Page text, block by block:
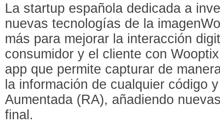
La startup española dedicada a
nuevas tecnologías de la
más para mejorar la interacción
consumidor y el cliente con
app que permite capturar de
la información de cualquier código
Aumentada (RA), añadiendo
final.